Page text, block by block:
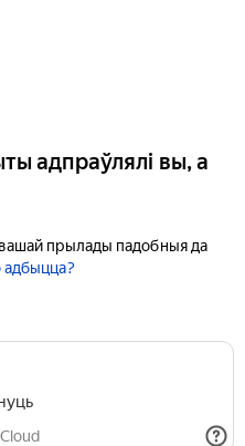
адпраўлялі вы, а
прылады падобныя да
адбыцца?